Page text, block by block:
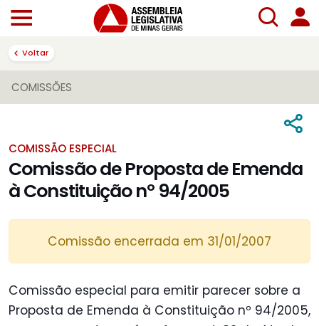
Voltar
COMISSÕES
COMISSÃO ESPECIAL
Comissão de Proposta de Emenda
à Constituição nº 94/2005
Comissão encerrada em 31/01/2007
Comissão especial para emitir parecer sobre a
Proposta de Emenda à Constituição nº 94/2005,